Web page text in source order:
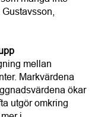
mellan
Markvärdena
ökar
utgör omkring
i